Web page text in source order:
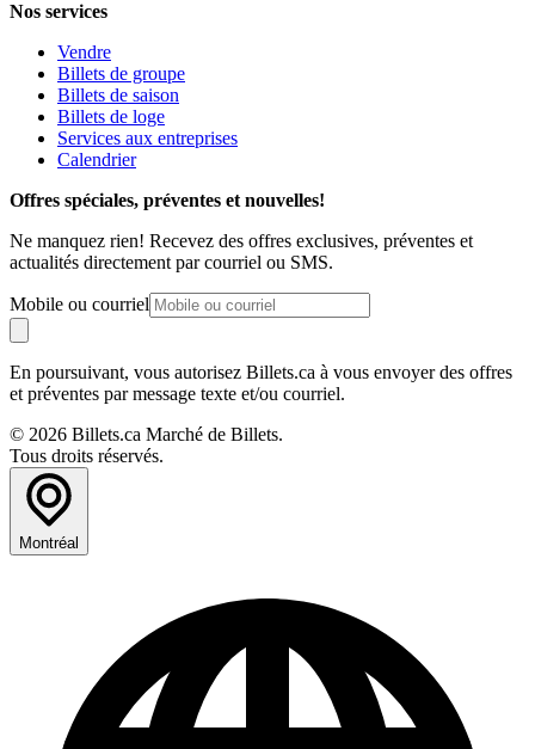
Nos services
Vendre
Billets de groupe
Billets de saison
Billets de loge
Services aux entreprises
Calendrier
Offres spéciales, préventes et nouvelles!
Ne manquez rien! Recevez des offres exclusives, préventes et
actualités directement par courriel ou SMS.
Mobile ou courriel
En poursuivant, vous autorisez Billets.ca à vous envoyer des offres
et préventes par message texte et/ou courriel.
© 2026 Billets.ca Marché de Billets.
Tous droits réservés.
Montréal